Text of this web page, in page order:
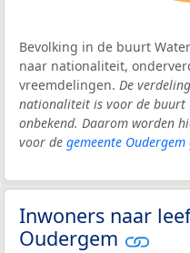
Bevolking in de buurt
naar nationaliteit,
vreemdelingen. De
nationaliteit is voor de buurt
onbekend. Daarom worden
voor de gemeente Oudergem
Inwoners naar
Oudergem